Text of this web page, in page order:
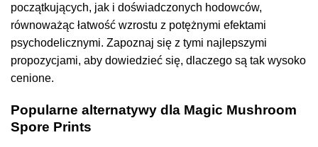
początkujących, jak i doświadczonych hodowców,
równoważąc łatwość wzrostu z potężnymi efektami
psychodelicznymi. Zapoznaj się z tymi najlepszymi
propozycjami, aby dowiedzieć się, dlaczego są tak wysoko
cenione.
Popularne alternatywy dla Magic Mushroom
Spore Prints